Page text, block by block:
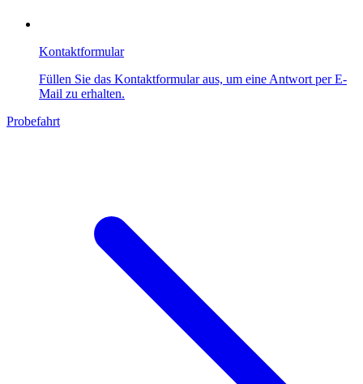
Kontaktformular
Füllen Sie das Kontaktformular aus, um eine Antwort per E-
Mail zu erhalten.
Probefahrt